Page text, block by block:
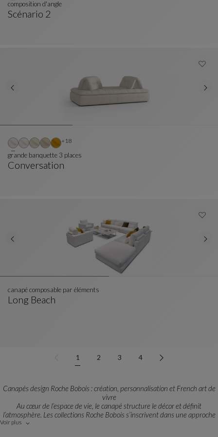
Scénario 2
composition d'angle
Conversation
grande banquette 3 places
+18Autres coloris : 18 couleurs disponibles
Long Beach
canapé composable par éléments
1 2 3 4
Canapés design Roche Bobois : création, personnalisation et French art de
vivre
Au cœur de l’espace de vie, le canapé structure le décor et définit
l’atmosphère. Les collections Roche Bobois s’inscrivent dans une approche
du design à vivre, entre créativité, audace et élégance contemporaine.
Voir plus